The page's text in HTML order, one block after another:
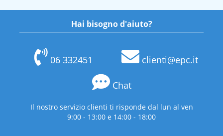
Hai bisogno d'aiuto?
06 332451 clienti@epc.it
Chat
Il nostro servizio clienti ti risponde dal lun al ven
9:00 - 13:00 e 14:00 - 18:00